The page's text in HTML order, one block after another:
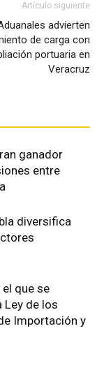
Artículo siguiente
advierten
de carga con
portuaria en
Veracruz
ganador
entre
diversifica
que se
Ley de los
Importación y